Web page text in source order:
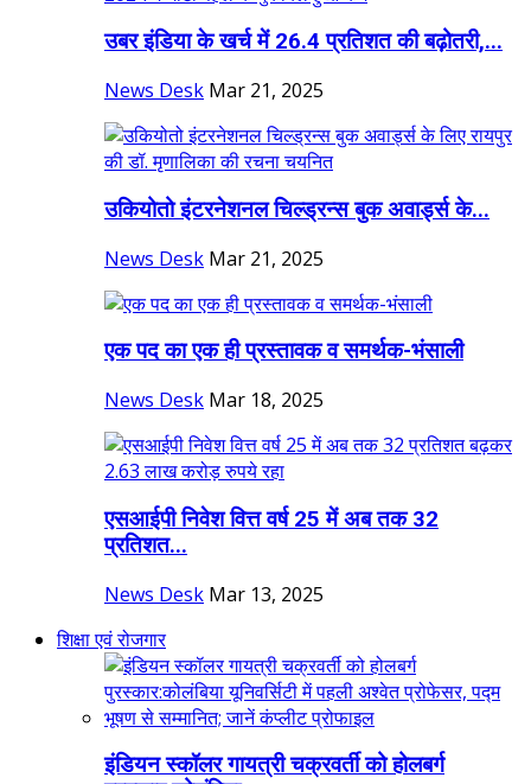
उबर इंडिया के खर्च में 26.4 प्रतिशत की बढ़ोतरी,...
News Desk Mar 21, 2025
उकियोतो इंटरनेशनल चिल्ड्रन्स बुक अवार्ड्स के...
News Desk Mar 21, 2025
एक पद का एक ही प्रस्तावक व समर्थक-भंसाली
News Desk Mar 18, 2025
एसआईपी निवेश वित्त वर्ष 25 में अब तक 32
प्रतिशत...
News Desk Mar 13, 2025
शिक्षा एवं रोजगार
इंडियन स्कॉलर गायत्री चक्रवर्ती को होलबर्ग